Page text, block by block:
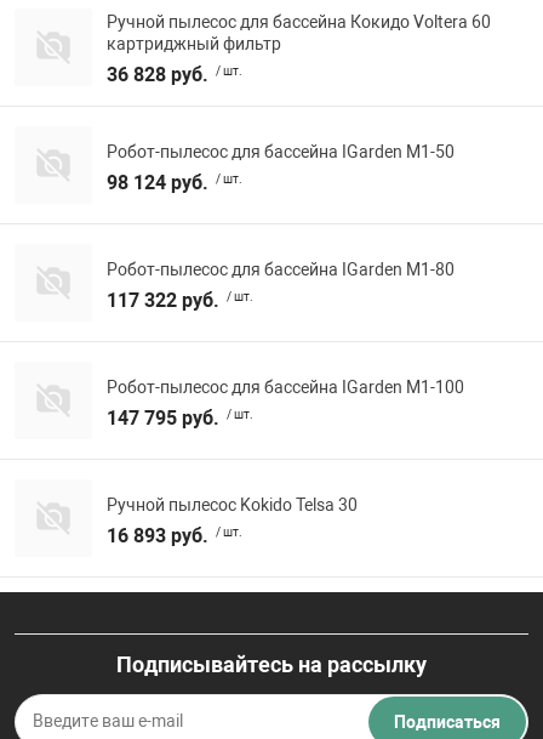
Ручной пылесос для бассейна Кокидо Voltera 60
картриджный фильтр
36 828 руб. / шт.
Робот-пылесос для бассейна IGarden M1-50
98 124 руб. / шт.
Робот-пылесос для бассейна IGarden M1-80
117 322 руб. / шт.
Робот-пылесос для бассейна IGarden M1-100
147 795 руб. / шт.
Ручной пылесос Kokido Telsa 30
16 893 руб. / шт.
Подписывайтесь на рассылку
Подписаться